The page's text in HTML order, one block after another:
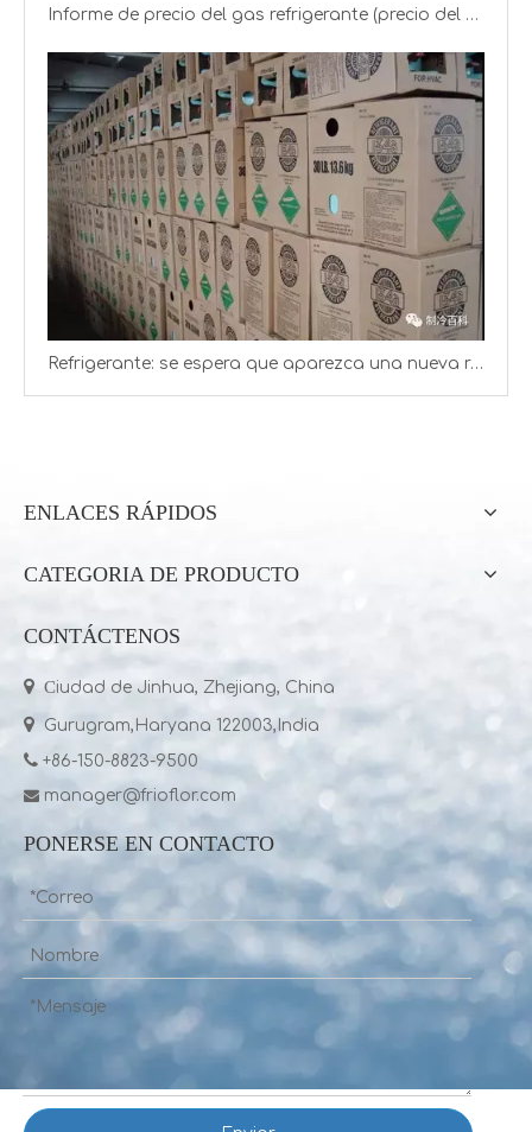
El gas refrigerante R134A se produce en 13,6 kg de cilindros FRIOFLOR COMPANY MAYOR DE REFRIGILA DEL BANDERAL R410A
Producimos y exportamos gas refrigerante R32 desde el año 2004
Informe de precio del gas refrigerante (precio del gas R22 R134a R125)
Refrigerante: se espera que aparezca una nueva ronda de aumentos de precios
ENLACES RÁPIDOS
CATEGORIA DE PRODUCTO
CONTÁCTENOS
 Ciudad de Jinhua, Zhejiang, China
 Gurugram,Haryana 122003,India
 +86-150-8823-9500
 manager@frioflor.com
PONERSE EN CONTACTO